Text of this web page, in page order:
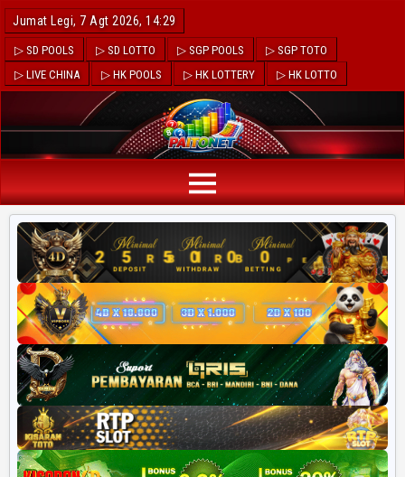
Jumat Legi, 7 Agt 2026, 14:29
▷ SD POOLS ▷ SD LOTTO ▷ SGP POOLS
▷ SGP TOTO
▷ LIVE CHINA
▷ HK POOLS ▷ HK LOTTERY ▷ HK LOTTO